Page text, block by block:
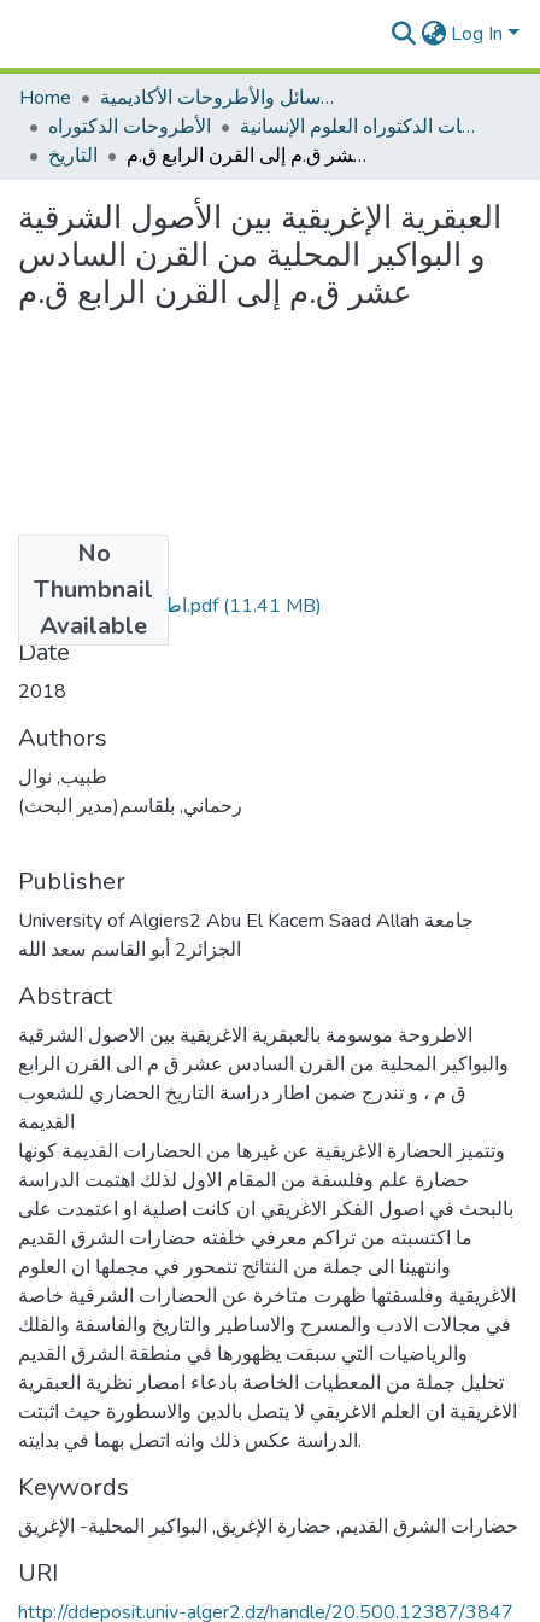
Log In
Home
الرسائل والأطروحات الأكاديمية
الأطروحات الدكتوراه
الأطروحات الدكتوراه العلوم الإنسانية
التاريخ
العبقرية الإغريقية بين الأصول الشرقية و البواكير المحلية من القرن السادس عشر ق.م إلى القرن الرابع ق.م
العبقرية الإغريقية بين الأصول الشرقية
و البواكير المحلية من القرن السادس
عشر ق.م إلى القرن الرابع ق.م
No
Thumbnail
Available
اطروحة طبيب جاهزة.pdf(11.41 MB)
Date
2018
Authors
طبيب, نوال
رحماني, بلقاسم(مدير البحث)
Publisher
University of Algiers2 Abu El Kacem Saad Allah جامعة
الجزائر2 أبو القاسم سعد الله
Abstract
الاطروحة موسومة بالعبقرية الاغريقية بين الاصول الشرقية
والبواكير المحلية من القرن السادس عشر ق م الى القرن الرابع
ق م ، و تندرج ضمن اطار دراسة التاريخ الحضاري للشعوب
القديمة
وتتميز الحضارة الاغريقية عن غيرها من الحضارات القديمة كونها
حضارة علم وفلسفة من المقام الاول لذلك اهتمت الدراسة
بالبحث في اصول الفكر الاغريقي ان كانت اصلية او اعتمدت على
ما اكتسبته من تراكم معرفي خلفته حضارات الشرق القديم
وانتهينا الى جملة من النتائج تتمحور في مجملها ان العلوم
الاغريقية وفلسفتها ظهرت متاخرة عن الحضارات الشرقية خاصة
في مجالات الادب والمسرح والاساطير والتاريخ والفاسفة والفلك
والرياضيات التي سبقت يظهورها في منطقة الشرق القديم
تحليل جملة من المعطيات الخاصة بادعاء امصار نظرية العبقرية
الاغريقية ان العلم الاغريقي لا يتصل بالدين والاسطورة حيث اثبتت
الدراسة عكس ذلك وانه اتصل بهما في بدايته.
Keywords
حضارات الشرق القديم, حضارة الإغريق, البواكير المحلية- الإغريق
URI
http://ddeposit.univ-alger2.dz/handle/20.500.12387/3847